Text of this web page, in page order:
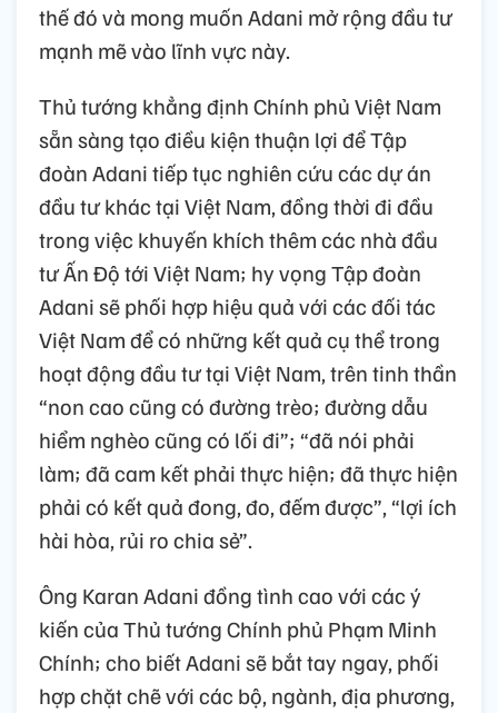
thế đó và mong muốn Adani mở rộng đầu tư
mạnh mẽ vào lĩnh vực này.
Thủ tướng khẳng định Chính phủ Việt Nam
sẵn sàng tạo điều kiện thuận lợi để Tập
đoàn Adani tiếp tục nghiên cứu các dự án
đầu tư khác tại Việt Nam, đồng thời đi đầu
trong việc khuyến khích thêm các nhà đầu
tư Ấn Độ tới Việt Nam; hy vọng Tập đoàn
Adani sẽ phối hợp hiệu quả với các đối tác
Việt Nam để có những kết quả cụ thể trong
hoạt động đầu tư tại Việt Nam, trên tinh thần
“non cao cũng có đường trèo; đường dẫu
hiểm nghèo cũng có lối đi”; “đã nói phải
làm; đã cam kết phải thực hiện; đã thực hiện
phải có kết quả đong, đo, đếm được”, “lợi ích
hài hòa, rủi ro chia sẻ”.
Ông Karan Adani đồng tình cao với các ý
kiến của Thủ tướng Chính phủ Phạm Minh
Chính; cho biết Adani sẽ bắt tay ngay, phối
hợp chặt chẽ với các bộ, ngành, địa phương,